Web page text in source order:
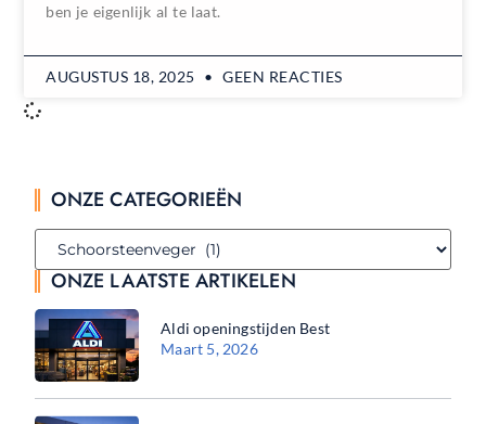
ben je eigenlijk al te laat.
AUGUSTUS 18, 2025 GEEN REACTIES
ONZE CATEGORIEËN
ONZE LAATSTE ARTIKELEN
Aldi openingstijden Best
Maart 5, 2026